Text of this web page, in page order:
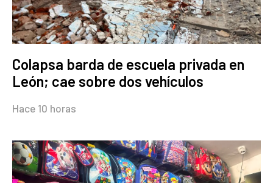
Colapsa barda de escuela privada en
León; cae sobre dos vehículos
Hace 10 horas